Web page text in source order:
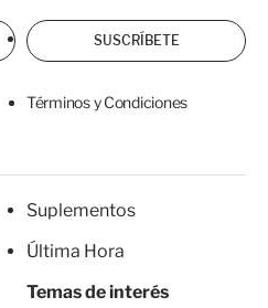
SUSCRÍBETE
Términos y Condiciones
Suplementos
Última Hora
Temas de interés